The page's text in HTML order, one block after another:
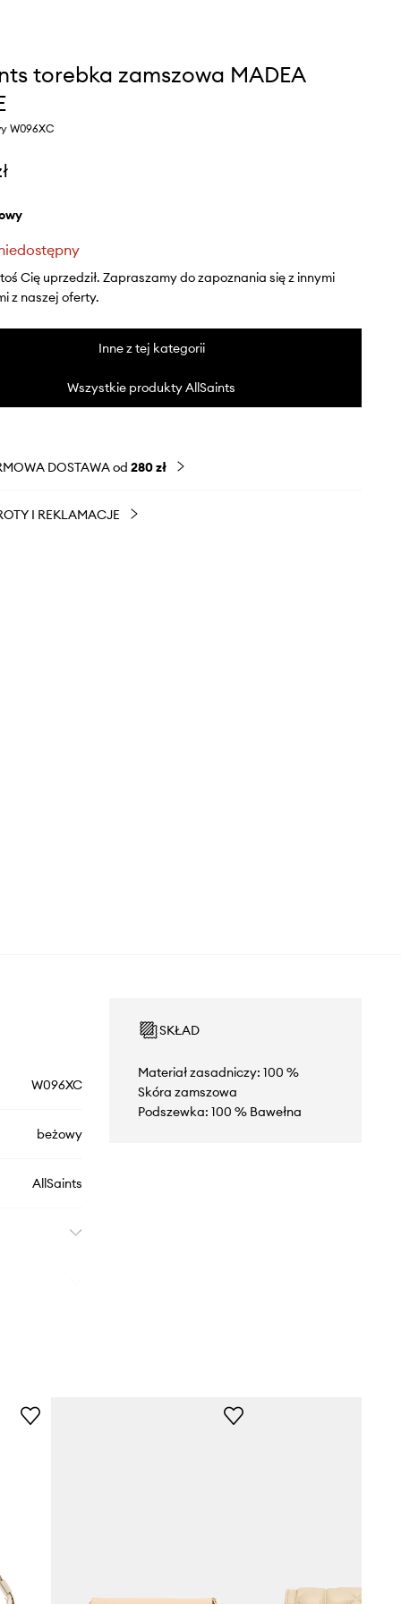
torebka zamszowa MADEA
W096XC
Cię uprzedził. Zapraszamy do zapoznania się z innymi
z naszej oferty.
Inne z tej kategorii
Wszystkie produkty AllSaints
DOSTAWA od 280 zł
I REKLAMACJE
W096XC
beżowy
AllSaints
SKŁAD
Materiał zasadniczy: 100 %
Skóra zamszowa
Podszewka: 100 % Bawełna